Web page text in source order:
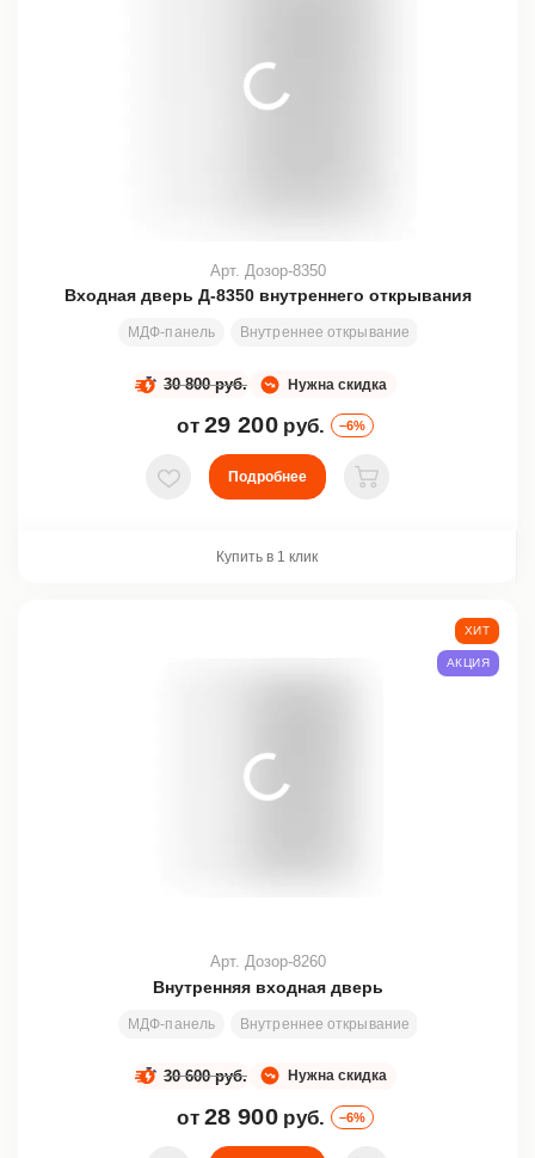
Входная дверь Д-8350 внутреннего открывания
МДФ-панель Внутреннее открывание
Арт. Дозор-8350
Нужна скидка
30 800 руб.
от 29 200 руб. –6%
В избранное
Подробнее
В корзину
Купить в 1 клик
Внутренняя входная дверь
МДФ-панель Внутреннее открывание
Арт. Дозор-8260
Нужна скидка
30 600 руб.
от 28 900 руб. –6%
ХИТ
АКЦИЯ